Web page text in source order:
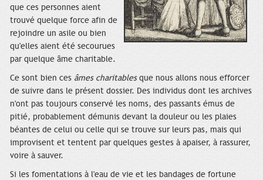
que ces personnes aient
trouvé quelque force afin de
rejoindre un asile ou bien
qu'elles aient été secourues
par quelque âme charitable.
Ce sont bien ces âmes charitablesque nous allons nous efforcer
de suivre dans le présent dossier. Des individus dont les archives
n'ont pas toujours conservé les noms, des passants émus de
pitié, probablement démunis devant la douleur ou les plaies
béantes de celui ou celle qui se trouve sur leurs pas, mais qui
improvisent et tentent par quelques gestes à apaiser, à rassurer,
voire à sauver.
Si les fomentations à l'eau de vie et les bandages de fortune